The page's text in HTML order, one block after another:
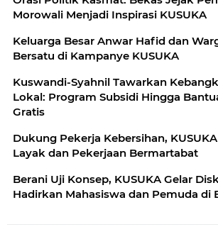
Morowali Menjadi Inspirasi KUSUKA
Keluarga Besar Anwar Hafid dan
Bersatu di Kampanye KUSUKA
Kuswandi-Syahnil Tawarkan
Lokal: Program Subsidi Hingga
Gratis
Dukung Pekerja Kebersihan,
Layak dan Pekerjaan Bermartabat
Berani Uji Konsep, KUSUKA Gelar
Hadirkan Mahasiswa dan Pemuda di